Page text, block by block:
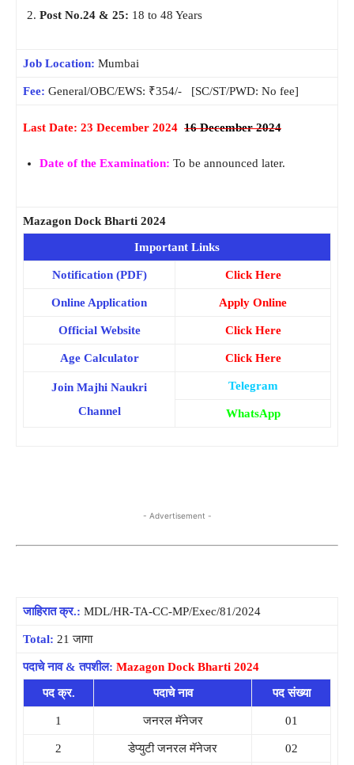
Post No.24 & 25: 18 to 48 Years
Job Location: Mumbai
Fee: General/OBC/EWS: ₹354/- [SC/ST/PWD: No fee]
Last Date: 23 December 2024 16 December 2024
Date of the Examination: To be announced later.
Mazagon Dock Bharti 2024
Important Links
Notification (PDF) Click Here
Online Application Apply Online
Official Website Click Here
Age Calculator Click Here
Join Majhi Naukri
Channel
Telegram
WhatsApp
- Advertisement -
जाहिरात क्र.: MDL/HR-TA-CC-MP/Exec/81/2024
Total: 21 जागा
पदाचे नाव & तपशील: Mazagon Dock Bharti 2024
पद क्र. पदाचे नाव पद संख्या
1 जनरल मॅनेजर 01
2 डेप्युटी जनरल मॅनेजर 02